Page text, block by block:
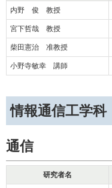
内野 俊 教授
宮下哲哉 教授
柴田憲治 准教授
小野寺敏幸 講師
情報通信工学科
通信
研究者名